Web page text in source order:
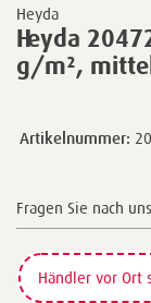
Heyda
Heyda
g/m²,
Artikelnummer:
Fragen Sie nach
Händler vor Ort